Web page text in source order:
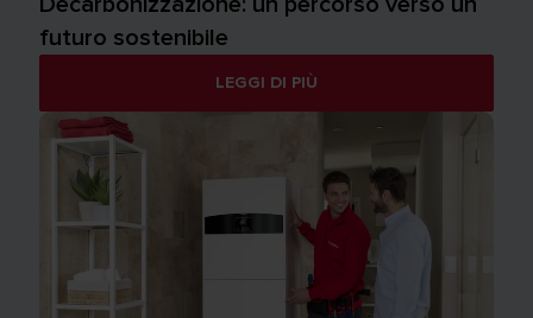
futuro sostenibile
LEGGI DI PIÙ